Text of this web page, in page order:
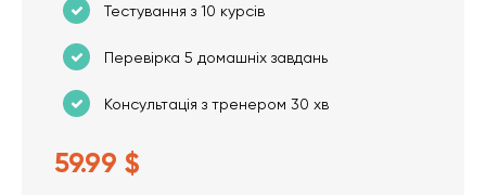
Тестування з 10 курсів
Перевірка 5 домашніх завдань
Консультація з тренером 30 хв
59.99 $